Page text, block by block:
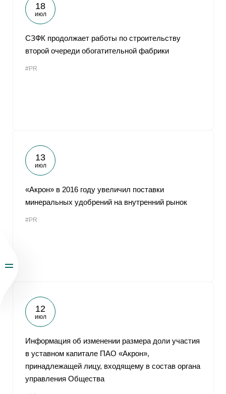
18
июл
СЗФК продолжает работы по строительству
второй очереди обогатительной фабрики
#PR
13
июл
«Акрон» в 2016 году увеличил поставки
минеральных удобрений на внутренний рынок
#PR
12
июл
Информация об изменении размера доли участия
в уставном капитале ПАО «Акрон»,
принадлежащей лицу, входящему в состав органа
управления Общества